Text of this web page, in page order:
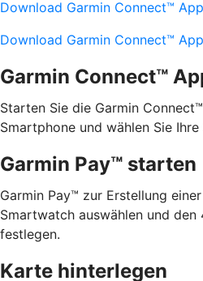
Download Garmin Connect™ App
Download Garmin Connect™ App
Garmin Connect™
Starten Sie die Garmin
Smartphone und wählen Sie
Garmin Pay™ starten
Garmin Pay™ zur Erstellung
Smartwatch auswählen und den
festlegen.
Karte hinterlegen